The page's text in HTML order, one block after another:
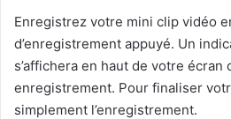
Enregistrez votre mini clip vidéo
d’enregistrement appuyé. Un
s’affichera en haut de votre écran
enregistrement. Pour finaliser
simplement l’enregistrement.